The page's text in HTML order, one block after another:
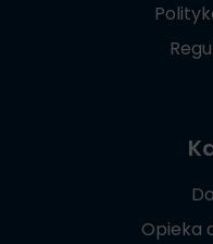
Opieka